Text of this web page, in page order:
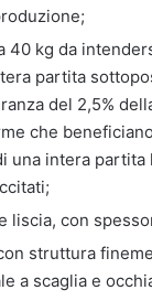
40 kg da
partita
del 2,5%
che
una intera
liscia, con
struttura
a scaglia e